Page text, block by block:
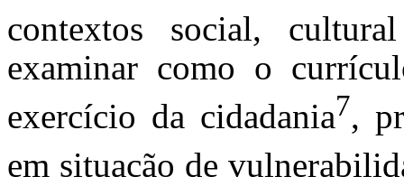
contextos social,
examinar como o
exercício da cidadania7,
em situação de